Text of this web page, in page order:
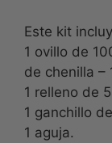
Este kit
1 ovillo de
de chenilla –
1 relleno de
1 ganchillo
1 aguja.